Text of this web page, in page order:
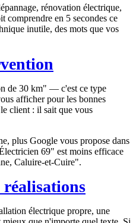
rénovation électrique,
comprendre en 5 secondes ce
inutile, des mots que vos
de 30 km" — c'est ce type
afficher pour les bonnes
client : il sait que vous
plus Google vous propose dans
69" est moins efficace
Caluire-et-Cuire".
réalisations
électrique propre, une